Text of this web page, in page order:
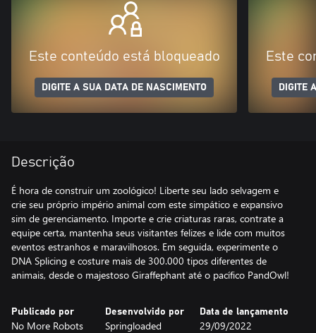
Este conteúdo está bloqueado
DIGITE A SUA DATA DE NASCIMENTO
Este
DIGITE
Descrição
É hora de construir um zoológico! Liberte seu lado selvagem e
crie seu próprio império animal com este simpático e expansivo
sim de gerenciamento. Importe e crie criaturas raras, contrate a
equipe certa, mantenha seus visitantes felizes e lide com muitos
eventos estranhos e maravilhosos. Em seguida, experimente o
DNA Splicing e costure mais de 300.000 tipos diferentes de
animais, desde o majestoso Giraffephant até o pacífico PandOwl!
Publicado por
No More Robots
Desenvolvido por
Springloaded
Data de lançamento
29/09/2022